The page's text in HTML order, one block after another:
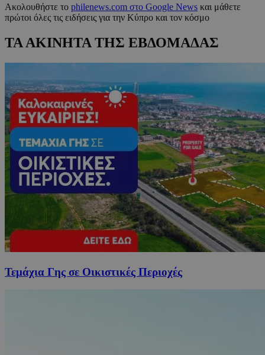
Ακολουθήστε το philenews.com στο Google News και μάθετε
πρώτοι όλες τις ειδήσεις για την Κύπρο και τον κόσμο
ΤΑ ΑΚΙΝΗΤΑ ΤΗΣ ΕΒΔΟΜΑΔΑΣ
Τεμάχια Γης σε Οικιστικές Περιοχές